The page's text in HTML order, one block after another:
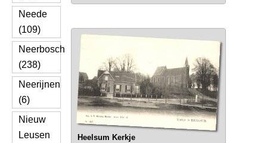
Neede
(109)
Neerbosch
(238)
Neerijnen
(6)
Nieuw
Leusen
Heelsum Kerkje